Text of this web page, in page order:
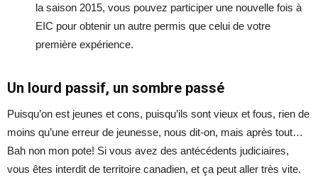
la saison 2015, vous pouvez participer une nouvelle fois à
EIC pour obtenir un autre permis que celui de votre
première expérience.
Un lourd passif, un sombre passé
Puisqu’on est jeunes et cons, puisqu’ils sont vieux et fous, rien de
moins qu’une erreur de jeunesse, nous dit-on, mais après tout…
Bah non mon pote! Si vous avez des antécédents judiciaires,
vous êtes interdit de territoire canadien, et ça peut aller très vite.